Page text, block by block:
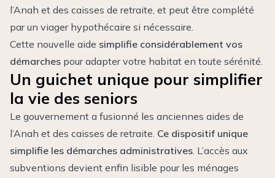
l’Anah et des caisses de retraite, et peut être complété
par un viager hypothécaire si nécessaire.
Cette nouvelle aide simplifie considérablement vos
démarches pour adapter votre habitat en toute sérénité.
Un guichet unique pour simplifier
la vie des seniors
Le gouvernement a fusionné les anciennes aides de
l’Anah et des caisses de retraite. Ce dispositif unique
simplifie les démarches administratives. L’accès aux
subventions devient enfin lisible pour les ménages